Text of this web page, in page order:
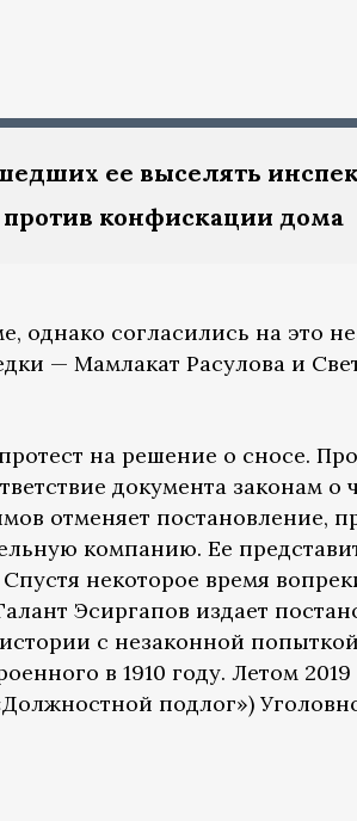
ее выселять
конфискации дома
согласились на это
— Мамлакат Расулова и
на решение о сносе.
документа законам о
отменяет постановление,
компанию. Ее
некоторое время
Эсиргапов издает
с незаконной
в 1910 году. Летом
подлог»)